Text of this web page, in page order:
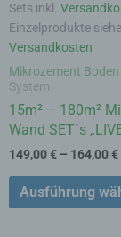
Sets inkl.
Einzelprodukte siehe
Versandkosten
Mikrozement Boden
System
15m² – 180m²
Wand SET´s
149,00€ – 164,00€
Ausführung